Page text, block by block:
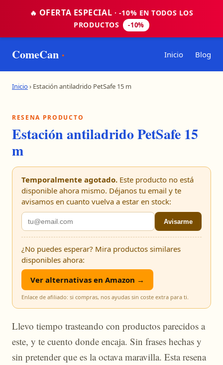
🔥 OFERTA ESPECIAL · -10% EN TODOS LOS
PRODUCTOS
-10%
ComeCan · Inicio Blog
Inicio› Estación antiladrido PetSafe 15 m
RESENA PRODUCTO
Estación antiladrido PetSafe 15
m
Temporalmente agotado. Este producto no está
disponible ahora mismo. Déjanos tu email y te
avisamos en cuanto vuelva a estar en stock:
Avisarme
¿No puedes esperar? Mira productos similares
disponibles ahora:
Ver alternativas en Amazon →
Enlace de afiliado: si compras, nos ayudas sin coste extra para ti.
Llevo tiempo trasteando con productos parecidos a
este, y te cuento donde encaja. Sin frases hechas y
sin pretender que es la octava maravilla. Esta resena